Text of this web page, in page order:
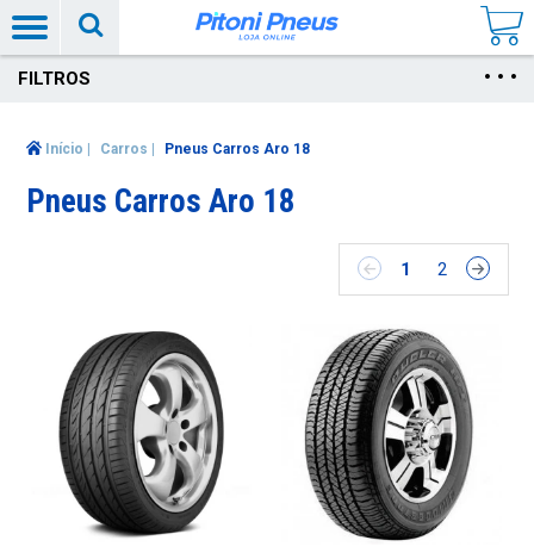
Início Carros Pneus Carros Aro 18
FILTROS
Pneus Carros Aro 18
1 2